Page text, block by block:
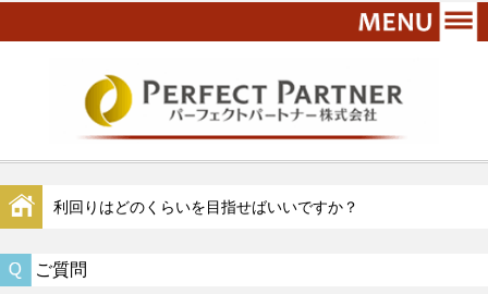
利回りはどのくらいを目指せばいいですか？
ご質問